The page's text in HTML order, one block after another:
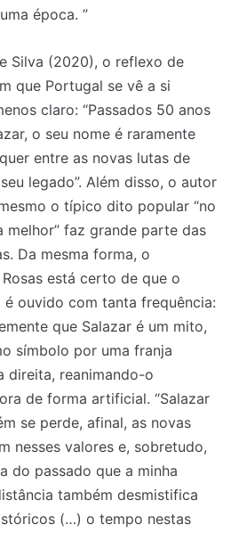
época. ”
Silva (2020), o reflexo de
que Portugal se vê a si
claro: “Passados 50 anos
o seu nome é raramente
entre as novas lutas de
legado”. Além disso, o autor
o típico dito popular “no
melhor” faz grande parte das
Da mesma forma, o
está certo de que o
é ouvido com tanta frequência:
que Salazar é um mito,
símbolo por uma franja
direita, reanimando-o
de forma artificial. “Salazar
se perde, afinal, as novas
nesses valores e, sobretudo,
do passado que a minha
também desmistifica
(…) o tempo nestas